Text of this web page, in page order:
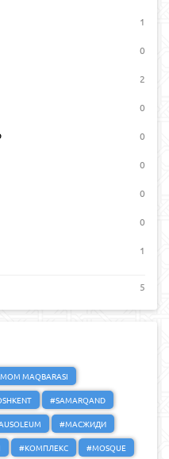
1
0
2
0
0
0
0
0
1
5
MAQBARASI
#SAMARQAND
#МАСЖИДИ
#КОМПЛЕКС
#MOSQUE